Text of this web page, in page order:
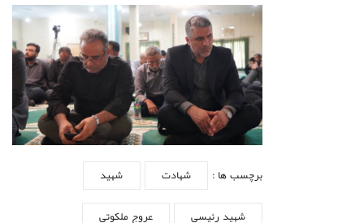
برچسب ها : شهادت شهید
شهید رئیسی عروج ملکوتی